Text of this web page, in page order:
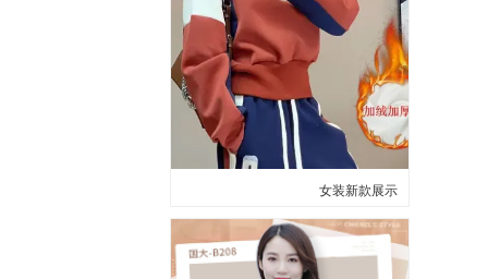
女装新款展示